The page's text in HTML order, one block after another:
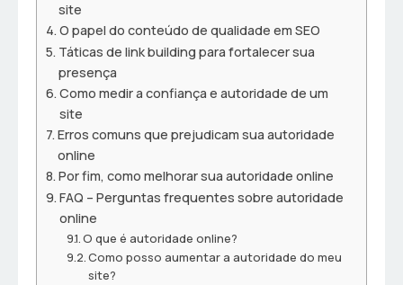
site
O papel do conteúdo de qualidade em SEO
Táticas de link building para fortalecer sua
presença
Como medir a confiança e autoridade de um
site
Erros comuns que prejudicam sua autoridade
online
Por fim, como melhorar sua autoridade online
FAQ – Perguntas frequentes sobre autoridade
online
O que é autoridade online?
Como posso aumentar a autoridade do meu
site?